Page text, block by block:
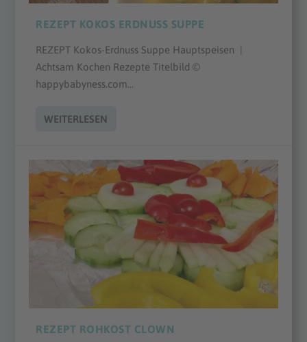
REZEPT KOKOS ERDNUSS SUPPE
REZEPT Kokos-Erdnuss Suppe Hauptspeisen |
Achtsam Kochen Rezepte Titelbild ©
happybabyness.com...
WEITERLESEN
REZEPT ROHKOST CLOWN